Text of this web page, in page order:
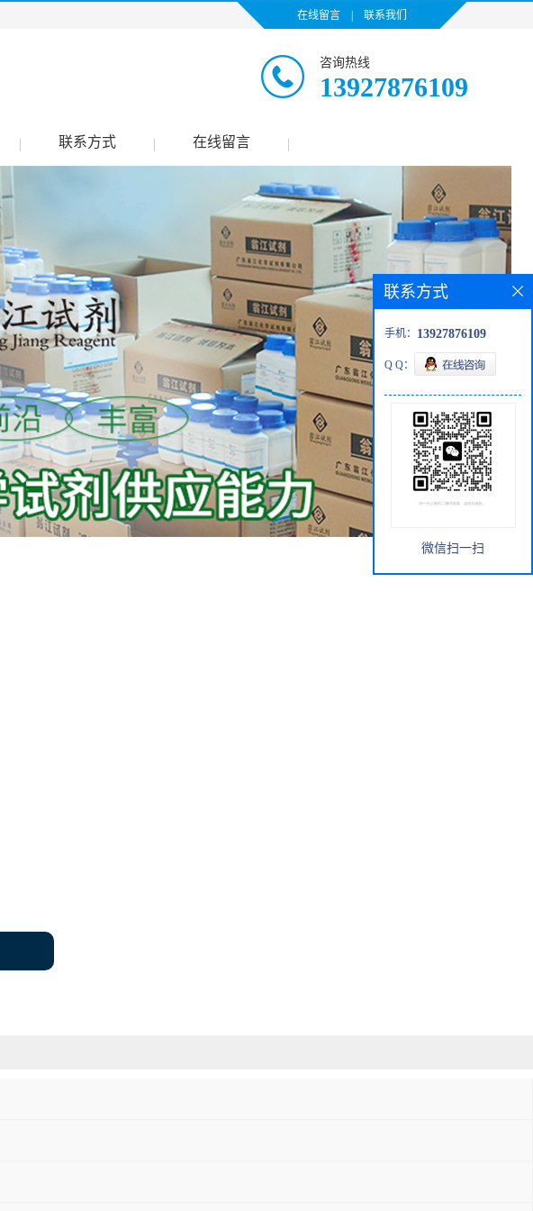
在线留言 联系我们
咨询热线
13927876109
联系方式 在线留言
联系方式
手机： 13927876109
Q Q：
微信扫一扫